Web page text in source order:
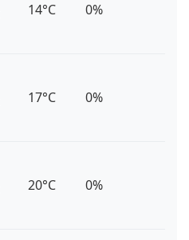
14°C 0%
17°C 0%
20°C 0%